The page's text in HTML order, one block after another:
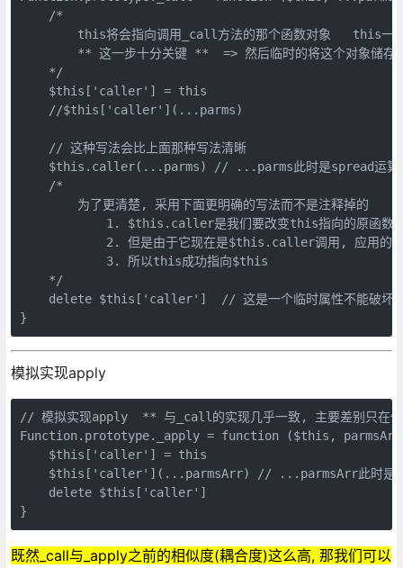
    /*
this将会指向调用_call方法的那个函数对象   this一
** 这一步十分关键 **  => 然后临时的将这个对象储
    */
    $this['caller'] = this
    //$this['caller'](...parms)
    // 这种写法会比上面那种写法清晰
$this.caller(...parms) // ...parms此时是spread运算
    /*
        为了更清楚, 采用下面更明确的写法而不是注释掉的
            1. $this.caller是我们要改变this指向的原函数
2. 但是由于它现在是$this.caller调用, 应用的
            3. 所以this成功指向$this
    */
delete $this['caller']  // 这是一个临时属性不能破坏
模拟实现apply
// 模拟实现apply  ** 与_call的实现几乎一致, 主要差别只在
Function.prototype._apply = function ($this, parmsArr)
    $this['caller'] = this
$this['caller'](...parmsArr) // ...parmsArr此时是
    delete $this['caller']
既然_call与_apply之前的相似度(耦合度)这么高, 那我们可以